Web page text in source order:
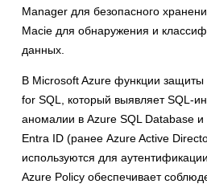
Manager для безопасного
Macie для обнаружения и
данных.
В Microsoft Azure функции защиты
for SQL, который выявляет SQL-
аномалии в Azure SQL Database
Entra ID (ранее Azure Active
используются для
Azure Policy обеспечивает